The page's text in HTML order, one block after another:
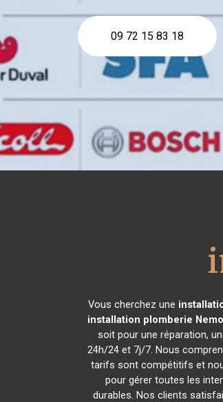
09 72 15 83 18
Vous cherchez une
installation plomberie
soit pour une réparation,
24h/24 et 7j/7. Nous
tarifs sont compétitifs et
pour gérer toutes les
durables. Nos clients